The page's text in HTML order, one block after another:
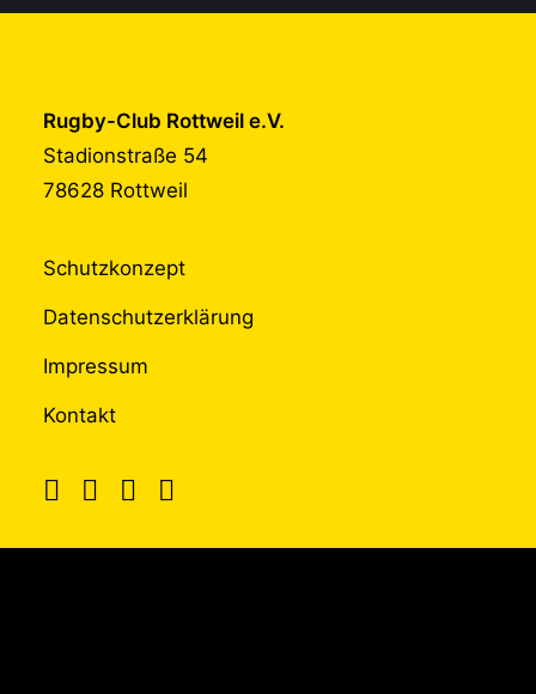
Rugby-Club Rottweil e.V.
Stadionstraße 54
78628 Rottweil
Schutzkonzept
Datenschutzerklärung
Impressum
Kontakt